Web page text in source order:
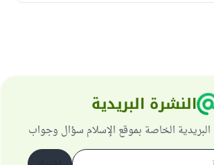
النشرة البريدية
الخاصة بموقع الإسلام سؤال وجواب